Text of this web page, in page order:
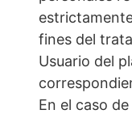
fines del
Usuario del
En el caso